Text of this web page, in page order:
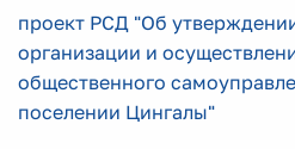
проект РСД "Об
организации и
общественного
поселении Цингалы"